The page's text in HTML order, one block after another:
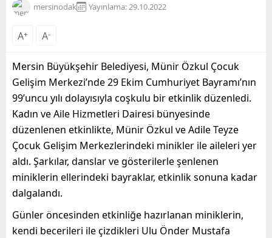
mersinodak Yayınlama: 29.10.2022
A+ A-
Mersin Büyükşehir Belediyesi, Münir Özkul Çocuk
Gelişim Merkezi’nde 29 Ekim Cumhuriyet Bayramı’nın
99’uncu yılı dolayısıyla coşkulu bir etkinlik düzenledi.
Kadın ve Aile Hizmetleri Dairesi bünyesinde
düzenlenen etkinlikte, Münir Özkul ve Adile Teyze
Çocuk Gelişim Merkezlerindeki minikler ile aileleri yer
aldı. Şarkılar, danslar ve gösterilerle şenlenen
miniklerin ellerindeki bayraklar, etkinlik sonuna kadar
dalgalandı.
Günler öncesinden etkinliğe hazırlanan miniklerin,
kendi becerileri ile çizdikleri Ulu Önder Mustafa